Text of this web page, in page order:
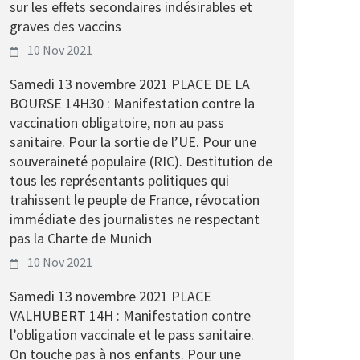
sur les effets secondaires indésirables et
graves des vaccins
10 Nov 2021
Samedi 13 novembre 2021 PLACE DE LA
BOURSE 14H30 : Manifestation contre la
vaccination obligatoire, non au pass
sanitaire. Pour la sortie de l’UE. Pour une
souveraineté populaire (RIC). Destitution de
tous les représentants politiques qui
trahissent le peuple de France, révocation
immédiate des journalistes ne respectant
pas la Charte de Munich
10 Nov 2021
Samedi 13 novembre 2021 PLACE
VALHUBERT 14H : Manifestation contre
l’obligation vaccinale et le pass sanitaire.
On touche pas à nos enfants. Pour une